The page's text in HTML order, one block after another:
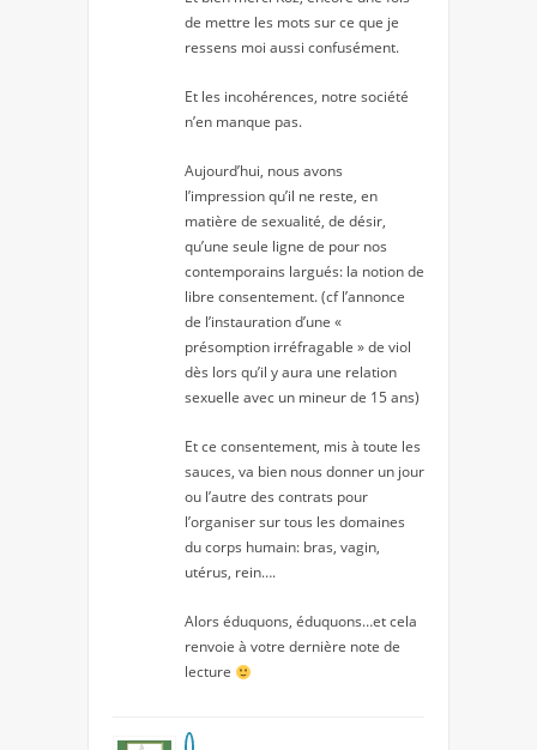
de mettre les mots sur ce que je
ressens moi aussi confusément.
Et les incohérences, notre société
n’en manque pas.
Aujourd’hui, nous avons
l’impression qu’il ne reste, en
matière de sexualité, de désir,
qu’une seule ligne de pour nos
contemporains largués: la notion de
libre consentement. (cf l’annonce
de l’instauration d’une «
présomption irréfragable » de viol
dès lors qu’il y aura une relation
sexuelle avec un mineur de 15 ans)
Et ce consentement, mis à toute les
sauces, va bien nous donner un jour
ou l’autre des contrats pour
l’organiser sur tous les domaines
du corps humain: bras, vagin,
utérus, rein….
Alors éduquons, éduquons…et cela
renvoie à votre dernière note de
lecture